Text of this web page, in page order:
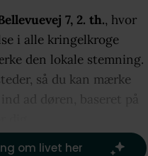
lyst badeværelse med
ligger praktisk placeret
finder I et soveværelse
af boligen åbner
fra de store
og
7, 2. th., hvor
i alle kringelkroge
den lokale stemning.
så du kan mærke
ad døren, baseret på
om livet her